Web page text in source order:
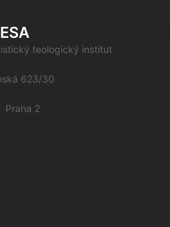
teologický institut
623/30
Praha 2